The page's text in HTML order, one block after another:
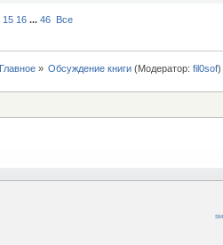
15 16 ...46 Все
Главное» Обсуждение книги(Модератор: fil0sof)